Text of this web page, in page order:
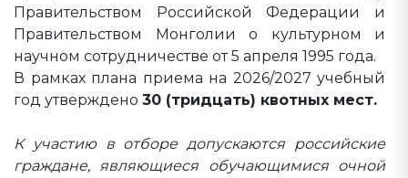
Правительством Российской Федерации и
Правительством Монголии о культурном и
научном сотрудничестве от 5 апреля 1995 года.
В рамках плана приема на 2026/2027 учебный
год утверждено 30 (тридцать) квотных мест.
К участию в отборе допускаются российские
граждане, являющиеся обучающимися очной